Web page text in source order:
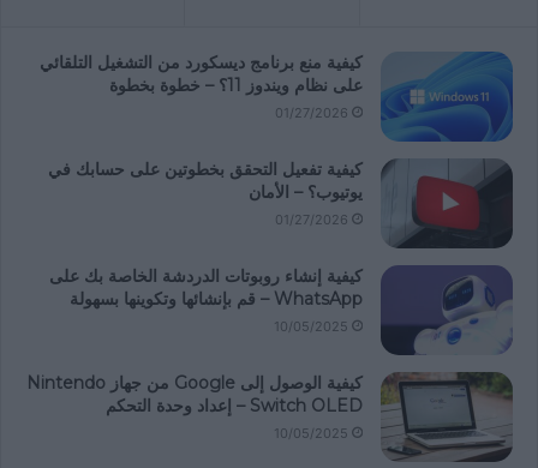
كيفية منع برنامج ديسكورد من التشغيل التلقائي
على نظام ويندوز 11؟ – خطوة بخطوة
01/27/2026
كيفية تفعيل التحقق بخطوتين على حسابك في
يوتيوب؟ – الأمان
01/27/2026
كيفية إنشاء روبوتات الدردشة الخاصة بك على
WhatsApp – قم بإنشائها وتكوينها بسهولة
10/05/2025
كيفية الوصول إلى Google من جهاز Nintendo
Switch OLED – إعداد وحدة التحكم
10/05/2025